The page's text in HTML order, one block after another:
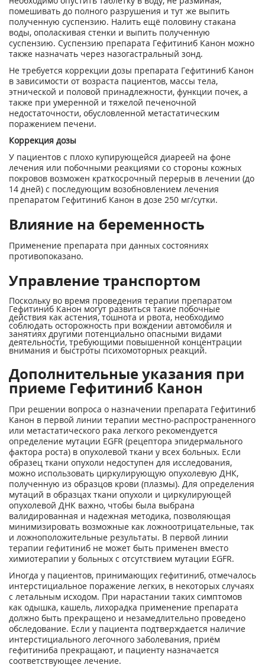
помешивать до полного разрушения и тут же выпить
полученную суспензию. Налить ещё половину стакана
воды, ополаскивая стенки и выпить полученную
суспензию. Суспензию препарата Гефитиниб Канон можно
также назначать через назогастральный зонд.
Не требуется коррекции дозы препарата Гефитиниб Канон
в зависимости от возраста пациентов, массы тела,
этнической и половой принадлежности, функции почек, а
также при умеренной и тяжелой печеночной
недостаточности, обусловленной метастатическим
поражением печени.
Коррекция дозы
У пациентов с плохо купирующейся диареей на фоне
лечения или побочными реакциями со стороны кожных
покровов возможен краткосрочный перерыв в лечении (до
14 дней) с последующим возобновлением лечения
препаратом Гефитиниб Канон в дозе 250 мг/сутки.
Влияние на беременность
Применение препарата при данных состояниях
противопоказано.
Управление транспортом
Поскольку во время проведения терапии препаратом
Гефитиниб Канон могут развиться такие побочные
действия как астения, тошнота и рвота, необходимо
соблюдать осторожность при вождении автомобиля и
занятиях другими потенциально опасными видами
деятельности, требующими повышенной концентрации
внимания и быстроты психомоторных реакций.
Дополнительные указания при
приеме Гефитиниб Канон
При решении вопроса о назначении препарата Гефитиниб
Канон в первой линии терапии местно-распространенного
или метастатического рака легкого рекомендуется
определение мутации EGFR (рецептора эпидермального
фактора роста) в опухолевой ткани у всех больных. Если
образец ткани опухоли недоступен для исследования,
можно использовать циркулирующую опухолевую ДНК,
полученную из образцов крови (плазмы). Для определения
мутаций в образцах ткани опухоли и циркулирующей
опухолевой ДНК важно, чтобы была выбрана
валидированная и надежная методика, позволяющая
минимизировать возможные как ложноотрицательные, так
и ложноположительные результаты. В первой линии
терапии гефитиниб не может быть применен вместо
химиотерапии у больных с отсутствием мутации EGFR.
Иногда у пациентов, принимающих гефитиниб, отмечалось
интерстициальное поражение легких, в некоторых случаях
с летальным исходом. При нарастании таких симптомов
как одышка, кашель, лихорадка применение препарата
должно быть прекращено и незамедлительно проведено
обследование. Если у пациента подтверждается наличие
интерстициального легочного заболевания, приём
гефитиниба прекращают, и пациенту назначается
соответствующее лечение.